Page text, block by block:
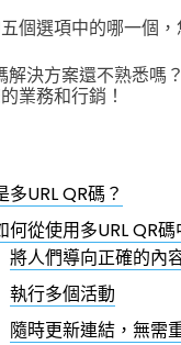
個選項中的哪一個
解決方案還不熟悉嗎
業務和行銷！
多URL QR碼？
何從使用多URL QR
將人們導向正確的內
執行多個活動
隨時更新連結，無需